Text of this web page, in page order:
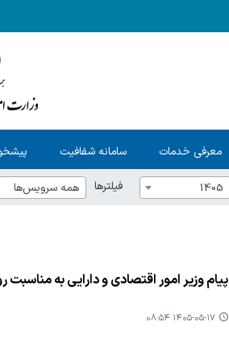
معرفی خدمات سامانه شفافیت
1405 فیلترها همه سرویس‌ها
پیام وزیر امور اقتصادی و دارایی به مناسبت
۱۴۰۵-۰۵-۱۷ ۰۸:۵۴